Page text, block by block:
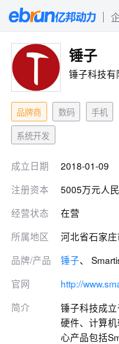
锤子
锤子科技有
品牌商 数码 手机
系统开发
成立日期
2018-01-09
注册资本
5005万元人
经营状态
在营
所属地区
河北省石家
品牌/产品
锤子、
官网
http://
简介
锤子科技成
硬件、计算
心产品包括